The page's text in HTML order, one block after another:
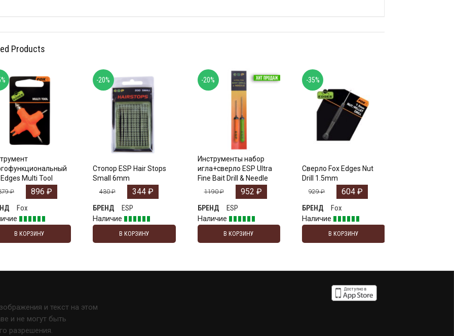
Products
Edges Multi Tool
₽ 896 ₽
Fox
В КОРЗИНУ
Стопор ESP Hair Stops
Small 6mm
430₽ 344 ₽
БРЕНД
ESP
Наличие
В КОРЗИНУ
-20%
Инструменты набор
игла+сверло ESP Ultra
Fine Bait Drill & Needle
1190₽ 952 ₽
БРЕНД
ESP
Наличие
В КОРЗИНУ
-20%
Сверло Fox Edges Nut
Drill 1.5mm
929₽ 604₽
БРЕНД
Fox
Наличие
В КОРЗИНУ
-35%
и текст на этом
и не могут быть
разрешения.